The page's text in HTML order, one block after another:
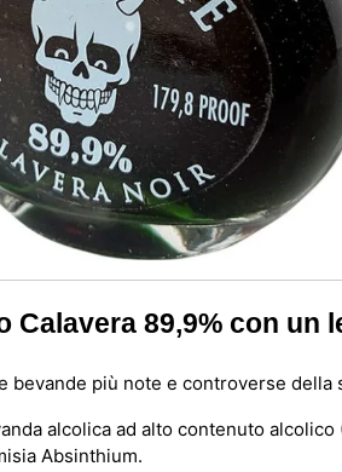
Calavera 89,9% con
bevande più note e controverse
alcolica ad alto contenuto
Absinthium.